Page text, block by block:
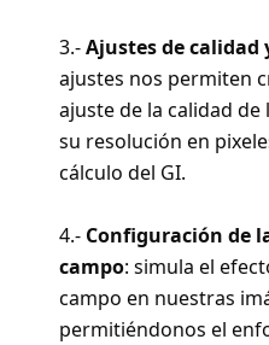
3.-Ajustes de
ajustes nos permiten
ajuste de la calidad
su resolución en
cálculo del GI.
4.- Configuración de
campo: simula el
campo en nuestras
permitiéndonos el